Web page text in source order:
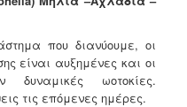
που διανύουμε, οι
είναι αυξημένες και οι
δυναμικές ωοτοκίες.
τις επόμενες ημέρες.